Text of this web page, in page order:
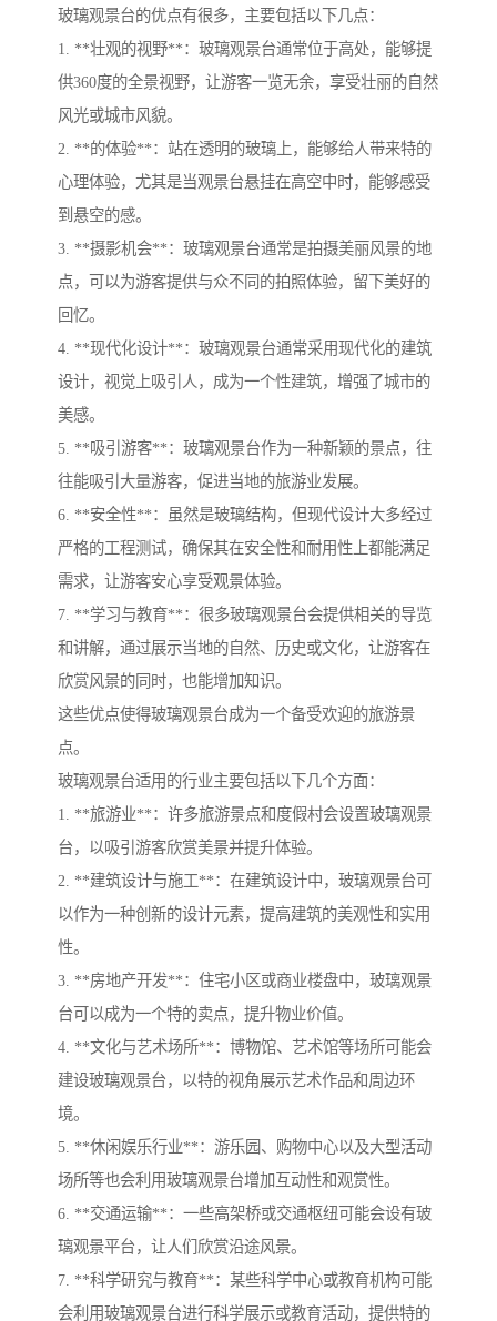
玻璃观景台的优点有很多，主要包括以下几点：
1. **壮观的视野**：玻璃观景台通常位于高处，能够提
供360度的全景视野，让游客一览无余，享受壮丽的自然
风光或城市风貌。
2. **的体验**：站在透明的玻璃上，能够给人带来特的
心理体验，尤其是当观景台悬挂在高空中时，能够感受
到悬空的感。
3. **摄影机会**：玻璃观景台通常是拍摄美丽风景的地
点，可以为游客提供与众不同的拍照体验，留下美好的
回忆。
4. **现代化设计**：玻璃观景台通常采用现代化的建筑
设计，视觉上吸引人，成为一个性建筑，增强了城市的
美感。
5. **吸引游客**：玻璃观景台作为一种新颖的景点，往
往能吸引大量游客，促进当地的旅游业发展。
6. **安全性**：虽然是玻璃结构，但现代设计大多经过
严格的工程测试，确保其在安全性和耐用性上都能满足
需求，让游客安心享受观景体验。
7. **学习与教育**：很多玻璃观景台会提供相关的导览
和讲解，通过展示当地的自然、历史或文化，让游客在
欣赏风景的同时，也能增加知识。
这些优点使得玻璃观景台成为一个备受欢迎的旅游景
点。
玻璃观景台适用的行业主要包括以下几个方面：
1. **旅游业**：许多旅游景点和度假村会设置玻璃观景
台，以吸引游客欣赏美景并提升体验。
2. **建筑设计与施工**：在建筑设计中，玻璃观景台可
以作为一种创新的设计元素，提高建筑的美观性和实用
性。
3. **房地产开发**：住宅小区或商业楼盘中，玻璃观景
台可以成为一个特的卖点，提升物业价值。
4. **文化与艺术场所**：博物馆、艺术馆等场所可能会
建设玻璃观景台，以特的视角展示艺术作品和周边环
境。
5. **休闲娱乐行业**：游乐园、购物中心以及大型活动
场所等也会利用玻璃观景台增加互动性和观赏性。
6. **交通运输**：一些高架桥或交通枢纽可能会设有玻
璃观景平台，让人们欣赏沿途风景。
7. **科学研究与教育**：某些科学中心或教育机构可能
会利用玻璃观景台进行科学展示或教育活动，提供特的